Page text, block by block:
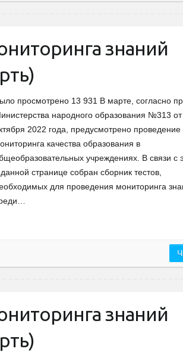
знаний
просмотрено 13 931 В марте, согласно
народного образования №313 от
2022 года, предусмотрено проведение
качества образования в
учреждениях. В связи с
странице собран сборник тестов,
для проведения мониторинга
знаний